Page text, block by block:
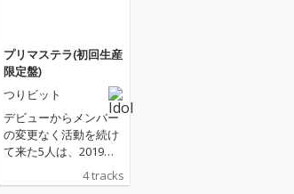
プリマステラ(初回生産
限定盤)
つりビット
デビューからメンバー
の変更なく活動を続け
て来た5人は、2019年3
月末で約6年間の活動
に幕を下ろし解散する
4 tracks